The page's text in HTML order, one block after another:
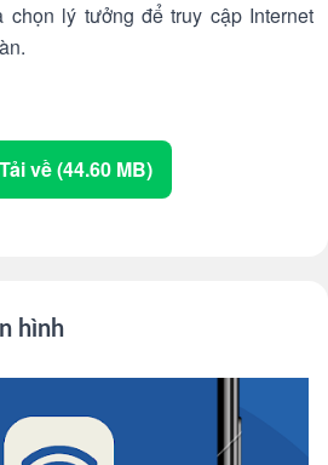
lý tưởng để truy cập Internet
Tải về (44.60 MB)
hình